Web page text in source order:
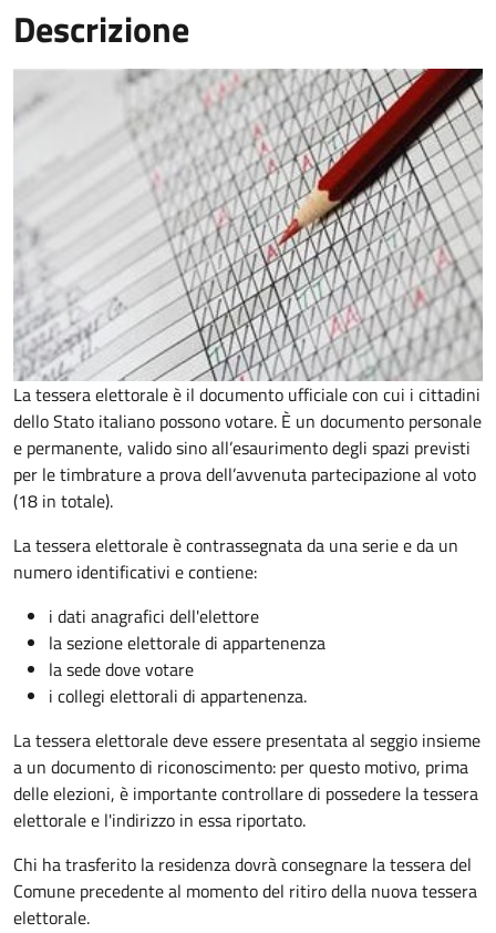
Descrizione
La tessera elettorale è il documento ufficiale con cui i cittadini
dello Stato italiano possono votare. È un documento personale
e permanente, valido sino all’esaurimento degli spazi previsti
per le timbrature a prova dell’avvenuta partecipazione al voto
(18 in totale).
La tessera elettorale è contrassegnata da una serie e da un
numero identificativi e contiene:
i dati anagrafici dell'elettore
la sezione elettorale di appartenenza
la sede dove votare
i collegi elettorali di appartenenza.
La tessera elettorale deve essere presentata al seggio insieme
a un documento di riconoscimento: per questo motivo, prima
delle elezioni, è importante controllare di possedere la tessera
elettorale e l'indirizzo in essa riportato.
Chi ha trasferito la residenza dovrà consegnare la tessera del
Comune precedente al momento del ritiro della nuova tessera
elettorale.